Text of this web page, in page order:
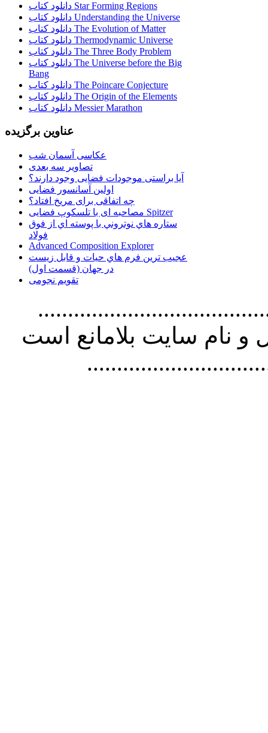
دانلود کتاب Star Forming Regions
دانلود کتاب Understanding the Universe
دانلود کتاب The Evolution of Matter
دانلود کتاب Thermodynamic Universe
دانلود کتاب The Three Body Problem
دانلود کتاب The Universe before the Big
Bang
دانلود کتاب The Poincare Conjecture
دانلود کتاب The Origin of the Elements
دانلود کتاب Messier Marathon
عناوین برگزیده
عکاسی آسمان شب
تصاویر سه بعدی
آیا براستی موجودات فضایی وجود دارند؟
اولین آسانسور فضایی
چه اتفاقی برای مریخ افتاد؟
مصاحبه ای با تلسکوپ فضایی Spitzer
ستاره هاي نوتروني با پوسته اي از فوق
فولاد
Advanced Composition Explorer
عجیب ترین فرم هاي حيات و قابل زيست
در جهان (قسمت اول)
تقویم نجومی
استفاده از
نام سايت بلامانع است